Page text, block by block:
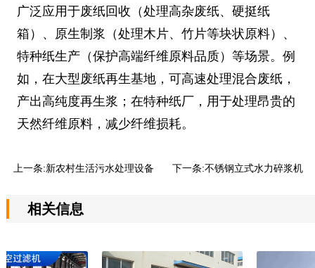
广泛应用于废纸回收（处理高杂废纸、硬挺纸
箱）、原生制浆（处理木片、竹片等块状原料）、
特种纸生产（保护高端纤维原料品质）等场景。例
如，在大型废纸再生基地，可高速处理混合废纸，
产出高纯度再生浆；在特种纸厂，用于处理昂贵的
天然纤维原料，减少纤维损耗。
上一条:新农村生活污水处理设备 下一条:不锈钢立式水力碎浆机
相关信息